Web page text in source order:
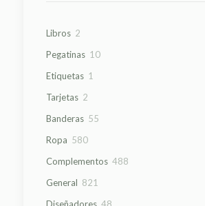
Libros 22
Pegatinas 1010
Etiquetas 1
Tarjetas 22
Banderas 5555
Ropa 580580
Complementos 488488
General 821
48